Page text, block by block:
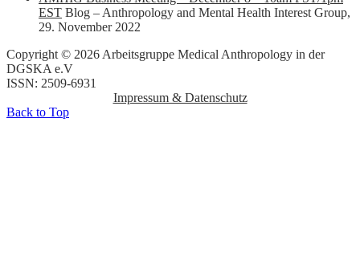
EST Blog – Anthropology and Mental Health Interest Group,
29. November 2022
Copyright © 2026 Arbeitsgruppe Medical Anthropology in der
DGSKA e.V
ISSN: 2509-6931
Impressum & Datenschutz
Back to Top